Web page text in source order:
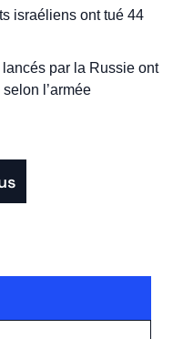
israéliens ont tué 44
par la Russie ont
l’armée